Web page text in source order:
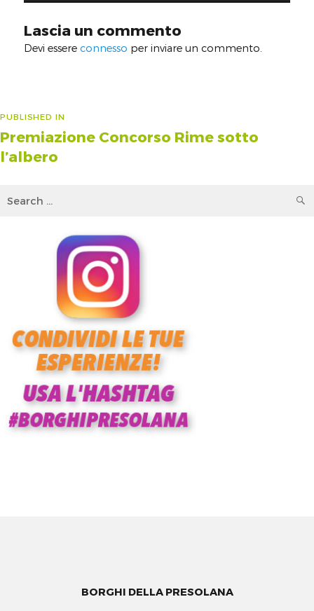
Lascia un commento
Devi essereconnesso per inviare un commento.
Navigazione
articoli
PUBLISHED IN
Premiazione Concorso Rime sotto
l’albero
BORGHI DELLA PRESOLANA